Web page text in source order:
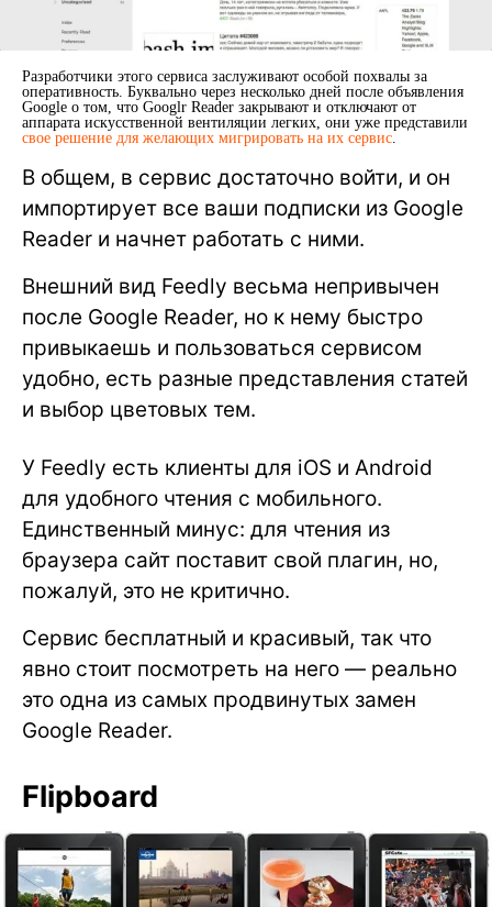
Разработчики этого сервиса заслуживают особой похвалы за
оперативность. Буквально через несколько дней после объявления
Google о том, что Googlr Reader закрывают и отключают от
аппарата искусственной вентиляции легких, они уже представили
свое решение для желающих мигрировать на их сервис.
В общем, в сервис достаточно войти, и он
импортирует все ваши подписки из Google
Reader и начнет работать с ними.
Внешний вид Feedly весьма непривычен
после Google Reader, но к нему быстро
привыкаешь и пользоваться сервисом
удобно, есть разные представления статей
и выбор цветовых тем.
У Feedly есть клиенты для iOS и Android
для удобного чтения с мобильного.
Единственный минус: для чтения из
браузера сайт поставит свой плагин, но,
пожалуй, это не критично.
Сервис бесплатный и красивый, так что
явно стоит посмотреть на него — реально
это одна из самых продвинутых замен
Google Reader.
Flipboard